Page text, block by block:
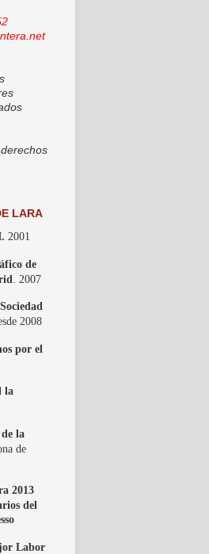
LARA
2001
de
. 2007
2008
por el
la
la
de
2013
del
Labor